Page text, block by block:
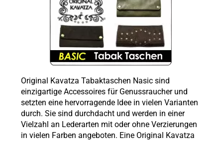
Original Kavatza Tabaktaschen Nasic sind
einzigartige Accessoires für Genussraucher und
setzten eine hervorragende Idee in vielen Varianten
durch. Sie sind durchdacht und werden in einer
Vielzahl an Lederarten mit oder ohne Verzierungen
in vielen Farben angeboten. Eine Original Kavatza